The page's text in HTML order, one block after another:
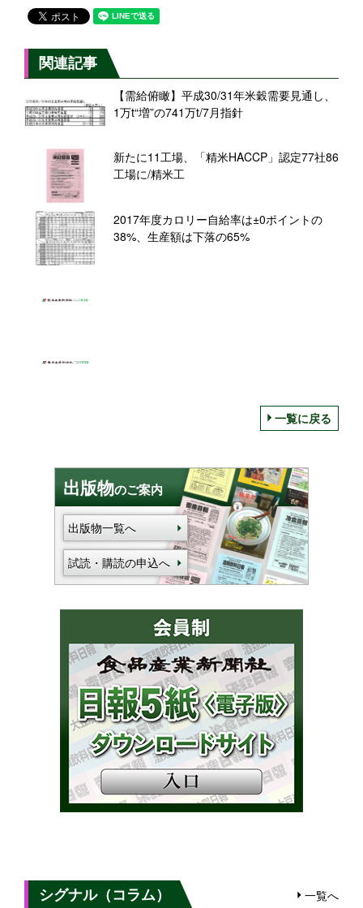
関連記事
【需給俯瞰】平成30/31年米穀需要見通し、
1万t“増”の741万t/7月指針
新たに11工場、「精米HACCP」認定77社86
工場に/精米工
2017年度カロリー自給率は±0ポイントの
38%、生産額は下落の65%
一覧に戻る
出版物のご案内
出版物一覧へ
試読・購読の申込へ
シグナル（コラム） 一覧へ